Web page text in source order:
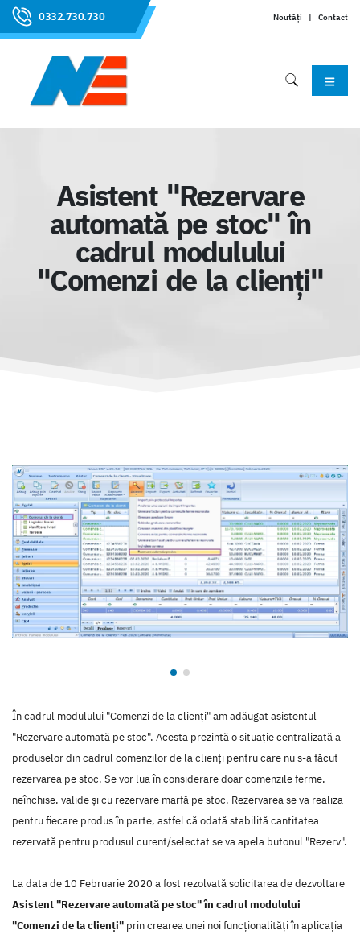
0332.730.730 Noutăți | Contact
Asistent "Rezervare
automată pe stoc" în
cadrul modulului
"Comenzi de la clienți"
În cadrul modulului "Comenzi de la clienți" am adăugat asistentul
"Rezervare automată pe stoc". Acesta prezintă o situație centralizată a
produselor din cadrul comenzilor de la clienți pentru care nu s-a făcut
rezervarea pe stoc. Se vor lua în considerare doar comenzile ferme,
neînchise, valide și cu rezervare marfă pe stoc. Rezervarea se va realiza
pentru fiecare produs în parte, astfel că odată stabilită cantitatea
rezervată pentru produsul curent/selectat se va apela butonul "Rezerv".
La data de 10 Februarie 2020 a fost rezolvată solicitarea de dezvoltare
Asistent "Rezervare automată pe stoc" în cadrul modulului
"Comenzi de la clienți" prin crearea unei noi funcţionalităţi în aplicaţia